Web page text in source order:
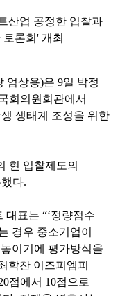
산업 공정한 입찰과
론회' 개최
엄상용)은 9일 박정
회의원회관에서
생태계 조성을 위한
현 입찰제도의
다.
표는 “‘정량점수
경우 중소기업이
이기에 평가방식을
학찬 이즈피엠피
점에서 10점으로